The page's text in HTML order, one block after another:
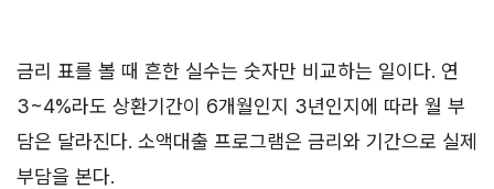
금리 표를 볼 때 흔한 실수는 숫자만 비교하는 일이다. 연
3~4%라도 상환기간이 6개월인지 3년인지에 따라 월 부
담은 달라진다. 소액대출 프로그램은 금리와 기간으로 실제
부담을 본다.